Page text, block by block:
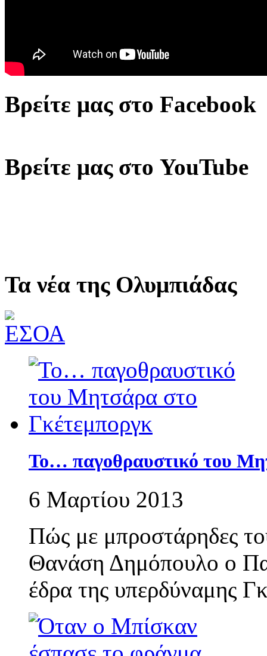
Βρείτε μας στο Facebook
Βρείτε μας στο YouTube
Τα νέα της Ολυμπιάδας
Το… παγοθραυστικό του
6 Μαρτίου 2013
Πώς με μπροστάρηδες
Θανάση Δημόπουλο ο
έδρα της υπερδύναμης